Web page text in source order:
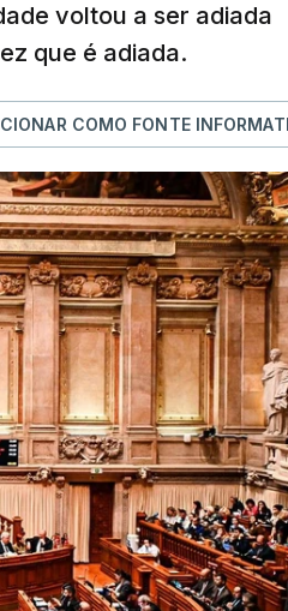
voltou a ser adiada
que é adiada.
COMO FONTE